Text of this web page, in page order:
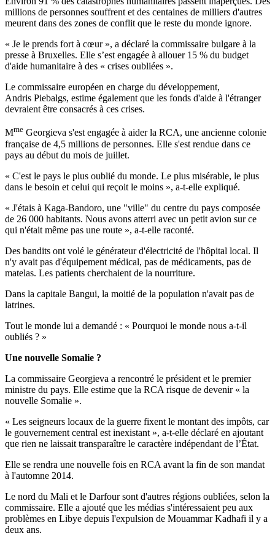
millions de personnes souffrent et des centaines de milliers d'autres
meurent dans des zones de conflit que le reste du monde ignore.
« Je le prends fort à cœur », a déclaré la commissaire bulgare à la
presse à Bruxelles. Elle s’est engagée à allouer 15 % du budget
d'aide humanitaire à des « crises oubliées ».
Le commissaire européen en charge du développement,
Andris Piebalgs, estime également que les fonds d'aide à l'étranger
devraient être consacrés à ces crises.
Mme Georgieva s'est engagée à aider la RCA, une ancienne colonie
française de 4,5 millions de personnes. Elle s'est rendue dans ce
pays au début du mois de juillet.
« C'est le pays le plus oublié du monde. Le plus misérable, le plus
dans le besoin et celui qui reçoit le moins », a-t-elle expliqué.
« J'étais à Kaga-Bandoro, une "ville" du centre du pays composée
de 26 000 habitants. Nous avons atterri avec un petit avion sur ce
qui n'était même pas une route », a-t-elle raconté.
Des bandits ont volé le générateur d'électricité de l'hôpital local. Il
n'y avait pas d'équipement médical, pas de médicaments, pas de
matelas. Les patients cherchaient de la nourriture.
Dans la capitale Bangui, la moitié de la population n'avait pas de
latrines.
Tout le monde lui a demandé : « Pourquoi le monde nous a-t-il
oubliés ? »
Une nouvelle Somalie ?
La commissaire Georgieva a rencontré le président et le premier
ministre du pays. Elle estime que la RCA risque de devenir « la
nouvelle Somalie ».
« Les seigneurs locaux de la guerre fixent le montant des impôts, car
le gouvernement central est inexistant », a-t-elle déclaré en ajoutant
que rien ne laissait transparaître le caractère indépendant de l’État.
Elle se rendra une nouvelle fois en RCA avant la fin de son mandat
à l'automne 2014.
Le nord du Mali et le Darfour sont d'autres régions oubliées, selon la
commissaire. Elle a ajouté que les médias s'intéressaient peu aux
problèmes en Libye depuis l'expulsion de Mouammar Kadhafi il y a
deux ans.